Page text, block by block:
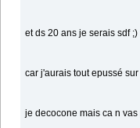
et ds 20 ans je serais sdf ;)
car j'aurais tout epussé
je decocone mais ca n